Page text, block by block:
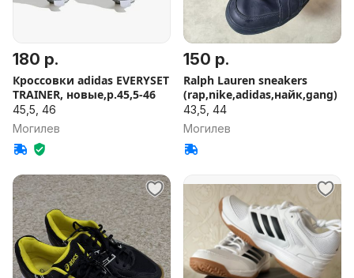
180 р.
Кроссовки adidas EVERYSET
TRAINER, новые,р.45,5-46
45,5, 46
Могилев
150 р.
Ralph Lauren sneakers
(rap,nike,adidas,найк,gang)
43,5, 44
Могилев